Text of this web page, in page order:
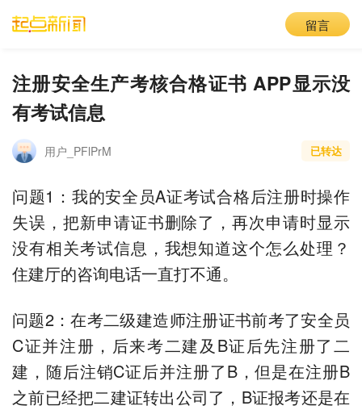
留言
注册安全生产考核合格证书 APP显示没
有考试信息
用户_PFlPrM 已转达
问题1：我的安全员A证考试合格后注册时操作
失误，把新申请证书删除了，再次申请时显示
没有相关考试信息，我想知道这个怎么处理？
住建厅的咨询电话一直打不通。
问题2：在考二级建造师注册证书前考了安全员
C证并注册，后来考二建及B证后先注册了二
建，随后注销C证后并注册了B，但是在注册B
之前已经把二建证转出公司了，B证报考还是在